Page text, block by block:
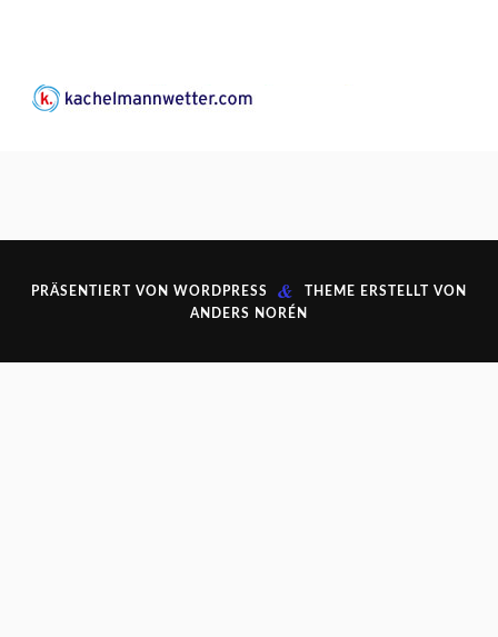
PRÄSENTIERT VON WORDPRESS &
THEME ERSTELLT VON
ANDERS NORÉN